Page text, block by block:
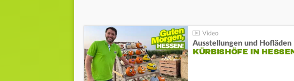
Ausstellungen und Hofläden
KÜRBISHÖFE IN